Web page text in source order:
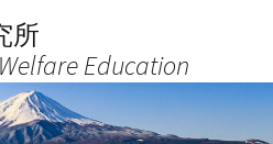
所
Education